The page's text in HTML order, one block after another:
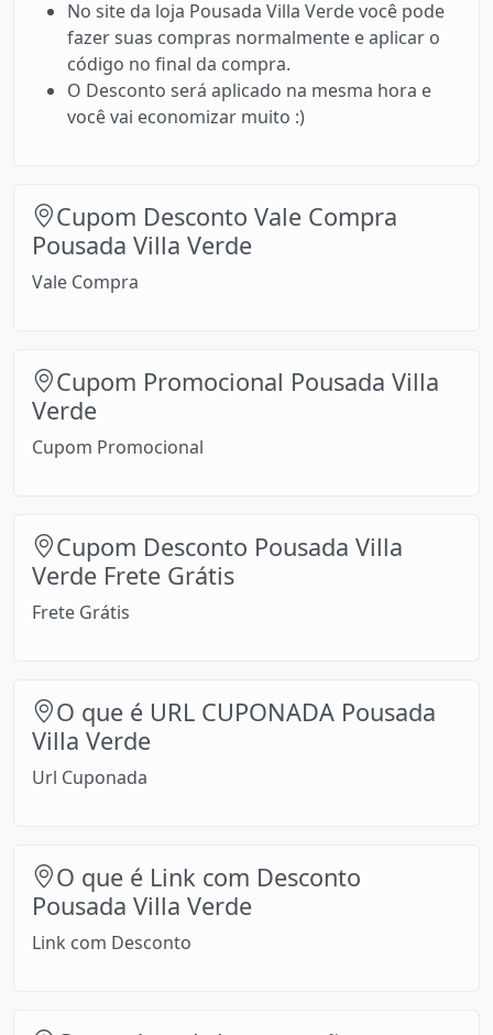
No site da loja Pousada Villa Verde você pode
fazer suas compras normalmente e aplicar o
código no final da compra.
O Desconto será aplicado na mesma hora e
você vai economizar muito :)
Cupom Desconto Vale Compra
Pousada Villa Verde
Vale Compra
Cupom Promocional Pousada Villa
Verde
Cupom Promocional
Cupom Desconto Pousada Villa
Verde Frete Grátis
Frete Grátis
O que é URL CUPONADA Pousada
Villa Verde
Url Cuponada
O que é Link com Desconto
Pousada Villa Verde
Link com Desconto